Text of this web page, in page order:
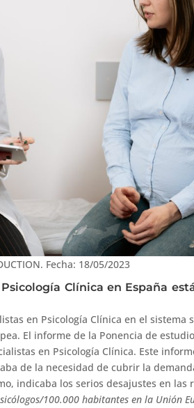
Fecha: 18/05/2023
Clínica en España
en Psicología Clínica en el sistema
El informe de la Ponencia de
en Psicología Clínica. Este
de la necesidad de cubrir la
indicaba los serios desajustes en las
100.000 habitantes en la Unión